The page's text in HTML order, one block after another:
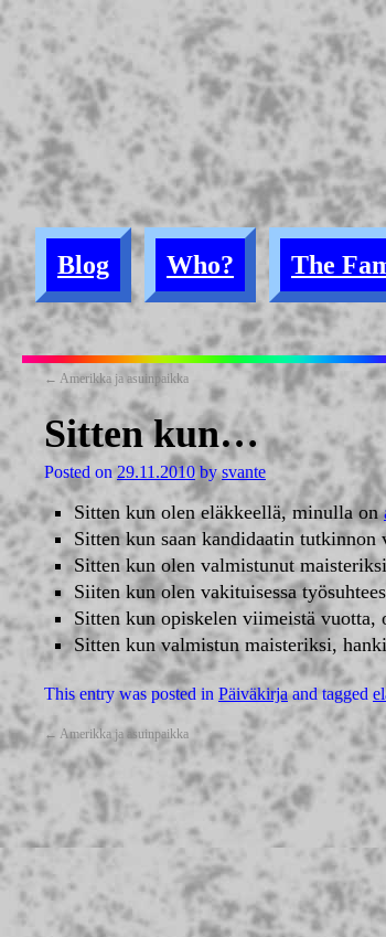
Blog Who? The
← Amerikka ja asuinpaikka
Sitten kun…
Posted on 29.11.2010 by svante
Sitten kun olen eläkkeellä, minulla on
Sitten kun saan kandidaatin tutkinnon
Sitten kun olen valmistunut
Siiten kun olen vakituisessa
Sitten kun opiskelen viimeistä
Sitten kun valmistun maisteriksi,
This entry was posted in Päiväkirjaand tagged
← Amerikka ja asuinpaikka